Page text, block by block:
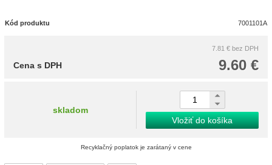
Kód produktu 7001101A
7.81 € bez DPH
9.60 €
Cena s DPH
skladom
Vložiť do košíka
Recyklačný poplatok je zarátaný v cene